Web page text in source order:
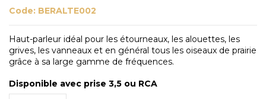
Code: BERALTE002
Haut-parleur idéal pour les étourneaux, les alouettes, les
grives, les vanneaux et en général tous les oiseaux de prairie
grâce à sa large gamme de fréquences.
Disponible avec prise 3,5 ou RCA